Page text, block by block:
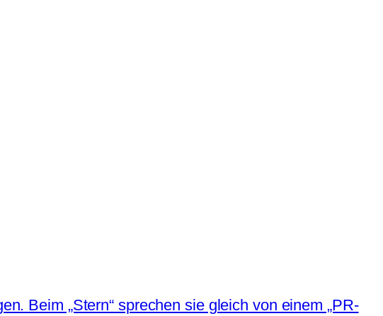
Beim „Stern“ sprechen sie gleich von einem „PR-